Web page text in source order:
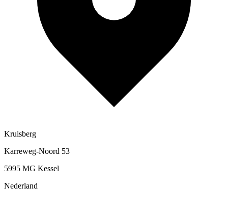
Kruisberg
Karreweg-Noord 53
5995 MG Kessel
Nederland